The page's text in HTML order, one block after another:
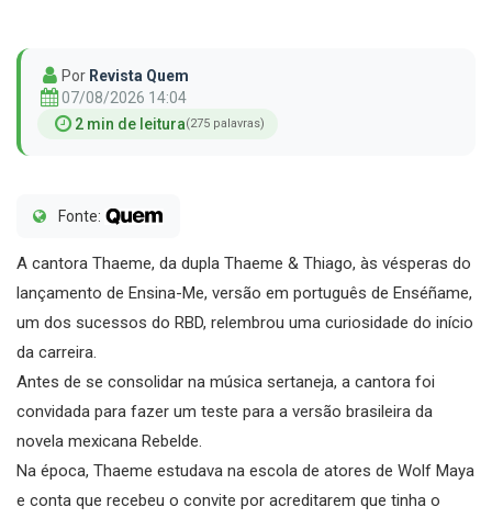
Por Revista Quem
07/08/2026 14:04
2 min de leitura(275 palavras)
Fonte:
A cantora Thaeme, da dupla Thaeme & Thiago, às vésperas do
lançamento de Ensina-Me, versão em português de Enséñame,
um dos sucessos do RBD, relembrou uma curiosidade do início
da carreira.
Antes de se consolidar na música sertaneja, a cantora foi
convidada para fazer um teste para a versão brasileira da
novela mexicana Rebelde.
Na época, Thaeme estudava na escola de atores de Wolf Maya
e conta que recebeu o convite por acreditarem que tinha o